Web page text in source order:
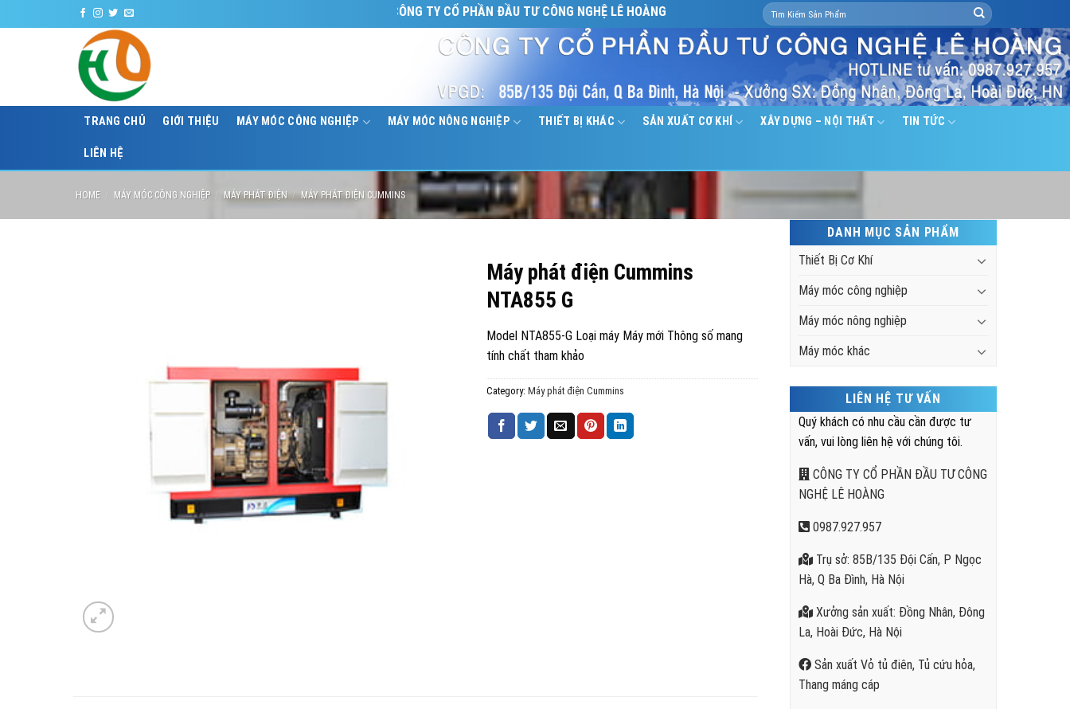
to
CÔNG TY CỔ PHẦN ĐẦU TƯ CÔNG NGHỆ LÊ HOÀNG
Search
for:
TRANG CHỦ GIỚI THIỆU MÁY MÓC CÔNG NGHIỆP MÁY MÓC NÔNG NGHIỆP THIẾT BỊ KHÁC SẢN XUẤT CƠ KHÍ XÂY DỰNG – NỘI THẤT TIN TỨC
LIÊN HỆ
HOME MÁY MÓC CÔNG NGHIỆP MÁY PHÁT ĐIỆN / MÁY PHÁT ĐIỆN CUMMINS
DANH MỤC SẢN PHẨM
Thiết Bị Cơ Khí
Máy móc công nghiệp
Máy móc nông nghiệp
Máy móc khác
LIÊN HỆ TƯ VẤN
Quý khách có nhu cầu cần được tư
vấn, vui lòng liên hệ với chúng tôi.
CÔNG TY CỔ PHẦN ĐẦU TƯ CÔNG
NGHỆ LÊ HOÀNG
0987.927.957
Trụ sở: 85B/135 Đội Cấn, P Ngọc
Hà, Q Ba Đình, Hà Nội
Xưởng sản xuất: Đồng Nhân, Đông
La, Hoài Đức, Hà Nội
Sản xuất Vỏ tủ điên, Tủ cứu hỏa,
Thang máng cáp
Máy phát điện Cummins
NTA855 G
Model NTA855-G Loại máy Máy mới Thông số mang
tính chất tham khảo
Category:Máy phát điện Cummins